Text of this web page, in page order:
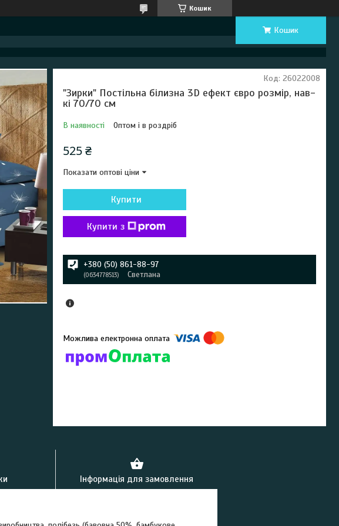
Кошик
Кошик
"Зирки" Постільна білизна 3D ефект євро розмір, нав-
кі 70/70 см
В наявності Оптом і в роздріб
Код: 26022008
525 ₴
Показати оптові ціни
Купити
Купити з
+380 (50) 861-88-97
0634778513 Светлана
Інформація для замовлення